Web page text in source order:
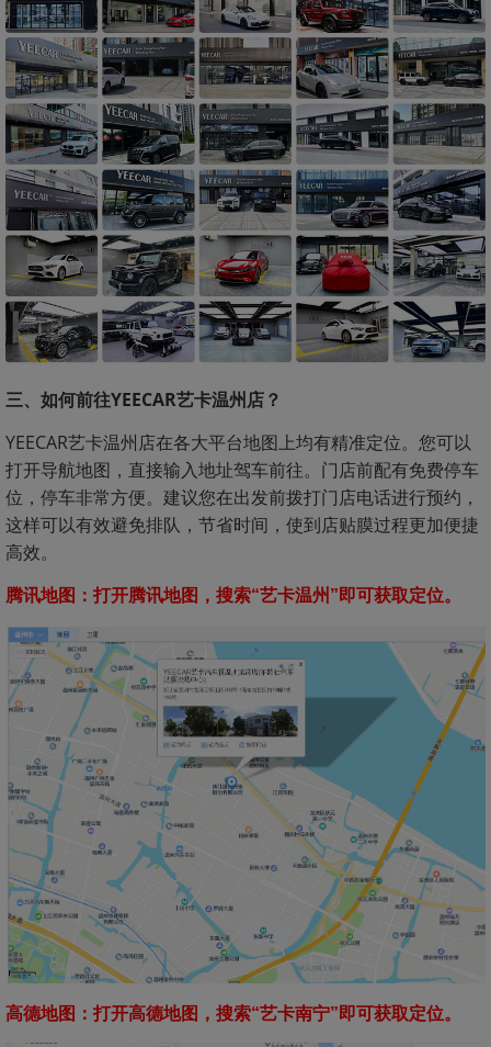
三、如何前往YEECAR艺卡温州店？
YEECAR艺卡温州店在各大平台地图上均有精准定位。您可以
打开导航地图，直接输入地址驾车前往。门店前配有免费停车
位，停车非常方便。建议您在出发前拨打门店电话进行预约，
这样可以有效避免排队，节省时间，使到店贴膜过程更加便捷
高效。
腾讯地图：打开腾讯地图，搜索“艺卡温州”即可获取定位。
高德地图：打开高德地图，搜索“艺卡南宁”即可获取定位。